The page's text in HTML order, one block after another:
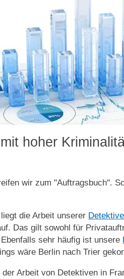
hoher
wir zum "Auftragsbuch".
die Arbeit unserer
Das gilt sowohl für
sehr häufig ist unsere
wäre Berlin nach Trier
Arbeit von Detektiven in